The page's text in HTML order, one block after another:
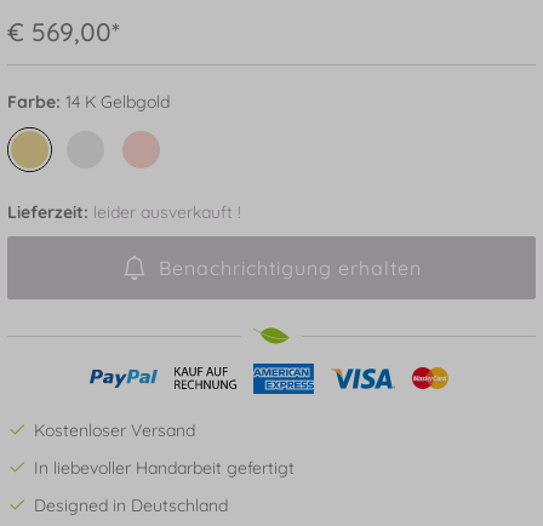
€ 569,00*
Farbe: 14 K Gelbgold
Lieferzeit: leider ausverkauft !
Benachrichtigung erhalten
Kostenloser Versand
In liebevoller Handarbeit gefertigt
Designed in Deutschland